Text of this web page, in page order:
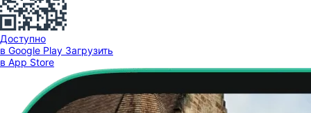
Доступно
в Google Play Загрузить
в App Store